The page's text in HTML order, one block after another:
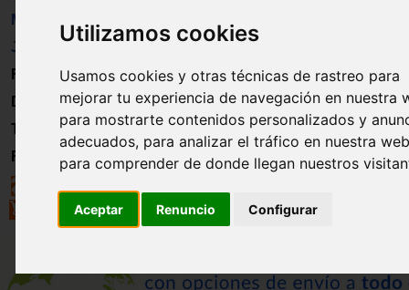
Utilizamos cookies
Usamos cookies y otras técnicas de rastreo para
mejorar tu experiencia de navegación en nuestra
para mostrarte contenidos personalizados y
adecuados, para analizar el tráfico en nuestra
para comprender de donde llegan nuestros
Aceptar Renuncio Configurar
Material
Juguetes
Formación
Directorio
Trabajo
Registro